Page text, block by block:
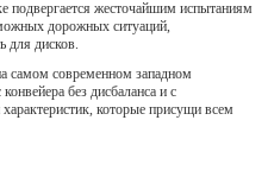
подвергается жесточайшим испытаниям
дорожных ситуаций,
для дисков.
самом современном западном
без дисбаланса и с
которые присущи всем